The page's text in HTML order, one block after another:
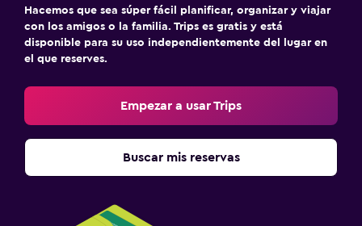
Hacemos que sea súper fácil planificar, organizar y viajar
con los amigos o la familia. Trips es gratis y está
disponible para su uso independientemente del lugar en
el que reserves.
Empezar a usar Trips
Buscar mis reservas